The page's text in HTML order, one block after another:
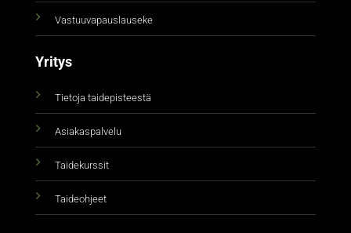
Vastuuvapauslauseke
Yritys
Tietoja taidepisteestä
Asiakaspalvelu
Taidekurssit
Taideohjeet